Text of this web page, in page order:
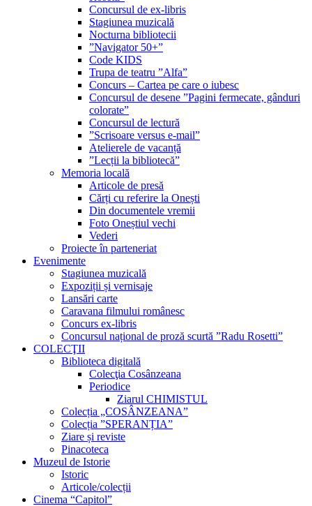
Concursul de ex-libris
Stagiunea muzicală
Nocturna bibliotecii
”Navigator 50+”
Code KIDS
Trupa de teatru ”Alfa”
Concurs – Cartea pe care o iubesc
Concursul de desene ”Pagini fermecate, gânduri
colorate”
Concursul de lectură
”Scrisoare versus e-mail”
Atelierele de vacanță
”Lecții la bibliotecă”
Memoria locală
Articole de presă
Cărți cu referire la Onești
Din documentele vremii
Foto Oneștiul vechi
Vederi
Proiecte în parteneriat
Evenimente
Stagiunea muzicală
Expoziții și vernisaje
Lansări carte
Caravana filmului românesc
Concurs ex-libris
Concursul național de proză scurtă ”Radu Rosetti”
COLECŢII
Biblioteca digitală
Colecţia Cosânzeana
Periodice
Ziarul CHIMISTUL
Colecția „COSÂNZEANA”
Colecția ”SPERANȚIA”
Ziare și reviste
Pinacoteca
Muzeul de Istorie
Istoric
Articole/colecții
Cinema “Capitol”